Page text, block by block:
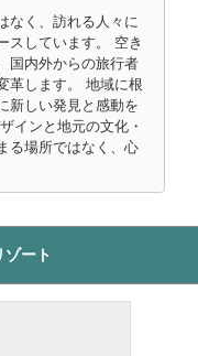
なく、訪れる人々に
スしています。 空き
国内外からの旅行者
革します。 地域に根
新しい発見と感動を
インと地元の文化・
る場所ではなく、心
ート